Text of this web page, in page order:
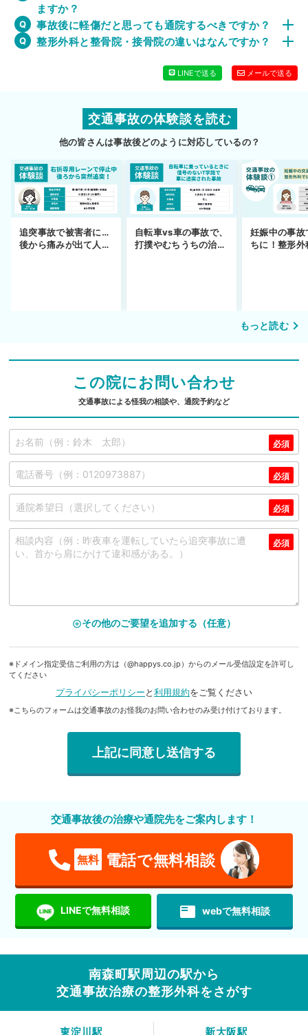
ますか？
事故後に軽傷だと思っても通院するべきですか？
整形外科と整骨院・接骨院の違いはなんですか？
LINEで送る メールで送る
交通事故の体験談を読む
他の皆さんは事故後どのように対応しているの？
追突事故で被害者に…
後から痛みが出て人身
自転車vs車の事故で、
打撲やむちうちの治療
妊娠中の事故
ちに！整形外
もっと読む
この院にお問い合わせ
交通事故による怪我の相談や、通院予約など
add_circle_outlineその他のご要望を追加する（任意）
※ドメイン指定受信ご利用の方は（@happys.co.jp）からのメール受信設定を許可し
てください
プライバシーポリシーと利用規約をご覧ください
※こちらのフォームは交通事故のお怪我のお問い合わせのみ受け付けております。
交通事故後の治療や通院先をご案内します！
無料 電話で無料相談
LINEで無料相談 featured_play_list webで無料相談
南森町駅周辺の駅から
交通事故治療の整形外科をさがす
東淀川駅
新大阪駅